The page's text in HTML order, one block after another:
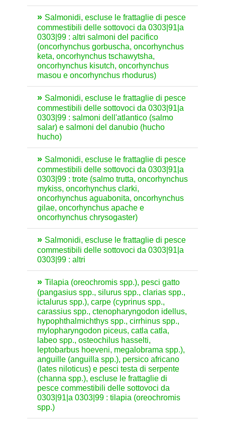
Salmonidi, escluse le frattaglie di pesce
commestibili delle sottovoci da 0303|91|a
0303|99 : altri salmoni del pacifico
(oncorhynchus gorbuscha, oncorhynchus
keta, oncorhynchus tschawytsha,
oncorhynchus kisutch, oncorhynchus
masou e oncorhynchus rhodurus)
Salmonidi, escluse le frattaglie di pesce
commestibili delle sottovoci da 0303|91|a
0303|99 : salmoni dell'atlantico (salmo
salar) e salmoni del danubio (hucho
hucho)
Salmonidi, escluse le frattaglie di pesce
commestibili delle sottovoci da 0303|91|a
0303|99 : trote (salmo trutta, oncorhynchus
mykiss, oncorhynchus clarki,
oncorhynchus aguabonita, oncorhynchus
gilae, oncorhynchus apache e
oncorhynchus chrysogaster)
Salmonidi, escluse le frattaglie di pesce
commestibili delle sottovoci da 0303|91|a
0303|99 : altri
Tilapia (oreochromis spp.), pesci gatto
(pangasius spp., silurus spp., clarias spp.,
ictalurus spp.), carpe (cyprinus spp.,
carassius spp., ctenopharyngodon idellus,
hypophthalmichthys spp., cirrhinus spp.,
mylopharyngodon piceus, catla catla,
labeo spp., osteochilus hasselti,
leptobarbus hoeveni, megalobrama spp.),
anguille (anguilla spp.), persico africano
(lates niloticus) e pesci testa di serpente
(channa spp.), escluse le frattaglie di
pesce commestibili delle sottovoci da
0303|91|a 0303|99 : tilapia (oreochromis
spp.)